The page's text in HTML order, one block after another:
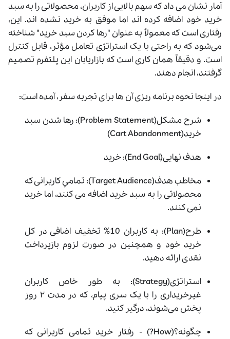
آمار نشان می داد که سهم بالایی از کاربران، محصولاتی را به سبد
خرید خود اضافه کرده اند اما موفق به خرید نشده اند. این،
رفتاری است که معمولاً به عنوان "رها کردن سبد خرید" شناخته
می‌شود که به راحتی با یک استراتژی تعامل مؤثر، قابل کنترل
است. و دقیقاً همان کاری است که بازاریابان این پلتفرم تصمیم
گرفتند، انجام دهند.
در اینجا نحوه برنامه ریزی آن ها برای تجربه سفر، آمده است:
شرح مشکل(Problem Statement): رها شدن سبد
خرید(Cart Abandonment)
هدف نهایی(End Goal): خرید
مخاطب هدف(Target Audience): تمامي کاربرانی که
محصولاتی را به سبد خرید اضافه می کنند، اما خرید
نمی کنند.
طرح(Plan): به کاربران 10% تخفیف اضافی در کل
خرید خود و همچنین در صورت لزوم بازپرداخت
نقدی ارائه دهید.
استراتژی(Strategy): به طور خاص کاربران
غیرخریداری را با یک سری پیام، که در مدت ۲ روز
پخش می‌شوند، درگیر کنید.
چگونه؟(How?) - رفتار خرید تمامی کاربرانی که